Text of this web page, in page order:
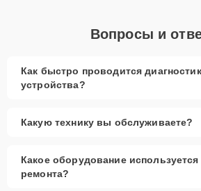
Вопросы и
Как быстро проводится
устройства?
Какую технику вы обслуживаете?
Какое оборудование
ремонта?